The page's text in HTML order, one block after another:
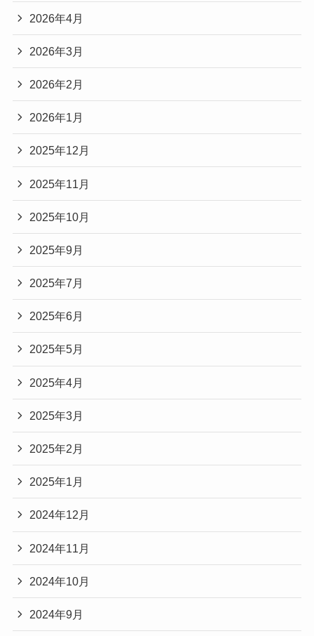
2026年4月
2026年3月
2026年2月
2026年1月
2025年12月
2025年11月
2025年10月
2025年9月
2025年7月
2025年6月
2025年5月
2025年4月
2025年3月
2025年2月
2025年1月
2024年12月
2024年11月
2024年10月
2024年9月